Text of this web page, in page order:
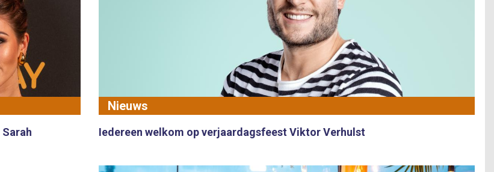
Nieuws
Iedereen welkom op verjaardagsfeest Viktor Verhulst